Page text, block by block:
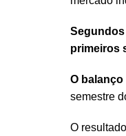
primeiros
O balanço
semestre
O